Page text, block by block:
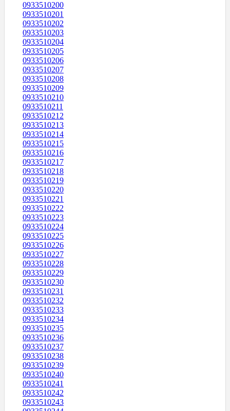
0933510200
0933510201
0933510202
0933510203
0933510204
0933510205
0933510206
0933510207
0933510208
0933510209
0933510210
0933510211
0933510212
0933510213
0933510214
0933510215
0933510216
0933510217
0933510218
0933510219
0933510220
0933510221
0933510222
0933510223
0933510224
0933510225
0933510226
0933510227
0933510228
0933510229
0933510230
0933510231
0933510232
0933510233
0933510234
0933510235
0933510236
0933510237
0933510238
0933510239
0933510240
0933510241
0933510242
0933510243